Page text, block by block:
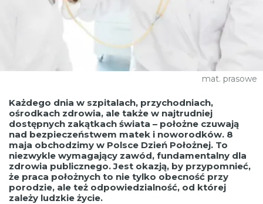
mat. prasowe
Każdego dnia w szpitalach, przychodniach,
ośrodkach zdrowia, ale także w najtrudniej
dostępnych zakątkach świata – położne czuwają
nad bezpieczeństwem matek i noworodków. 8
maja obchodzimy w Polsce Dzień Położnej. To
niezwykle wymagający zawód, fundamentalny dla
zdrowia publicznego. Jest okazją, by przypomnieć,
że praca położnych to nie tylko obecność przy
porodzie, ale też odpowiedzialność, od której
zależy ludzkie życie.